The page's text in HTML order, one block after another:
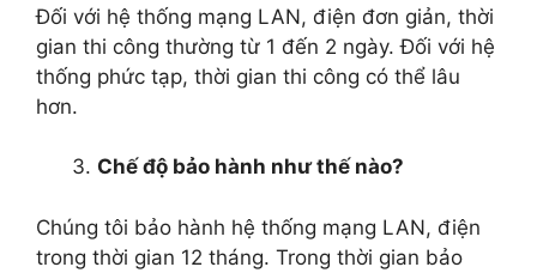
Đối với hệ thống mạng LAN, điện đơn giản, thời
gian thi công thường từ 1 đến 2 ngày. Đối với hệ
thống phức tạp, thời gian thi công có thể lâu
hơn.
Chế độ bảo hành như thế nào?
Chúng tôi bảo hành hệ thống mạng LAN, điện
trong thời gian 12 tháng. Trong thời gian bảo